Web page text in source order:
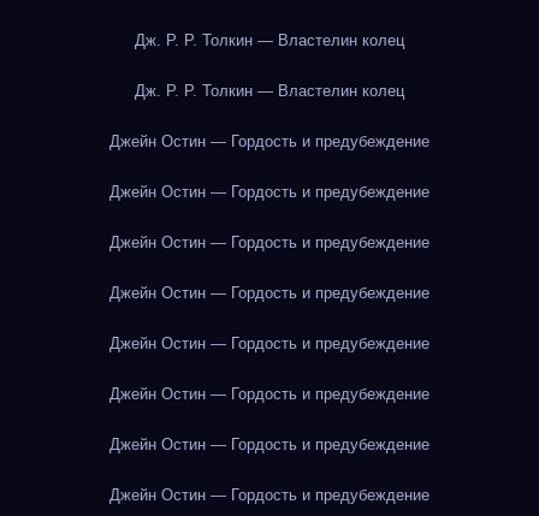
Дж. Р. Р. Толкин — Властелин колец
Дж. Р. Р. Толкин — Властелин колец
Джейн Остин — Гордость и предубеждение
Джейн Остин — Гордость и предубеждение
Джейн Остин — Гордость и предубеждение
Джейн Остин — Гордость и предубеждение
Джейн Остин — Гордость и предубеждение
Джейн Остин — Гордость и предубеждение
Джейн Остин — Гордость и предубеждение
Джейн Остин — Гордость и предубеждение